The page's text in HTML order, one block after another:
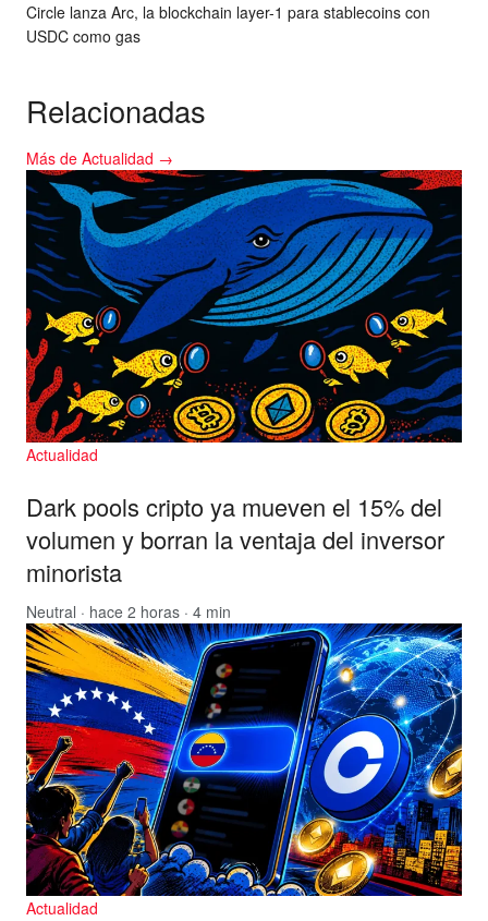
Circle lanza Arc, la blockchain layer-1 para stablecoins con
USDC como gas
Relacionadas
Más de Actualidad →
Actualidad
Dark pools cripto ya mueven el 15% del
volumen y borran la ventaja del inversor
minorista
Neutral · hace 2 horas · 4 min
Actualidad